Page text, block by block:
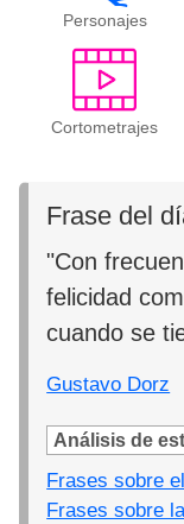
Personajes
Cortometrajes
Frase del
"Con
felicidad
cuando se
Gustavo Dorz
Análisis de
Frases sobre
Frases sobre